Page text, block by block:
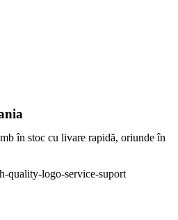
în stoc cu livare rapidă, oriunde în